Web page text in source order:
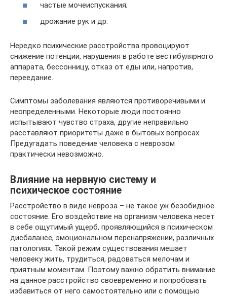
частые мочеиспускания;
дрожание рук и др.
Нередко психические расстройства провоцируют
снижение потенции, нарушения в работе вестибулярного
аппарата, бессонницу, отказ от еды или, напротив,
переедание.
Симптомы заболевания являются противоречивыми и
неопределенными. Некоторые люди постоянно
испытывают чувство страха, другие неправильно
расставляют приоритеты даже в бытовых вопросах.
Предугадать поведение человека с неврозом
практически невозможно.
Влияние на нервную систему и
психическое состояние
Расстройство в виде невроза – не такое уж безобидное
состояние. Его воздействие на организм человека несет
в себе ощутимый ущерб, проявляющийся в психическом
дисбалансе, эмоциональном перенапряжении, различных
патологиях. Такой режим существования мешает
человеку жить, трудиться, радоваться мелочам и
приятным моментам. Поэтому важно обратить внимание
на данное расстройство своевременно и попробовать
избавиться от него самостоятельно или с помощью